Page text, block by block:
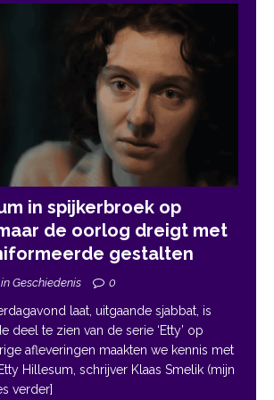
in spijkerbroek op
de oorlog dreigt met
gestalten
Geschiedenis 0
laat, uitgaande sjabbat, is
deel te zien van de serie ‘Etty’ op
afleveringen maakten we kennis met
Hillesum, schrijver Klaas Smelik (mijn
verder]